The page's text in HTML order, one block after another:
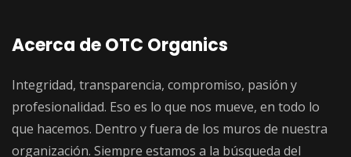
Acerca de OTC Organics
Integridad, transparencia, compromiso, pasión y
profesionalidad. Eso es lo que nos mueve, en todo lo
que hacemos. Dentro y fuera de los muros de nuestra
organización. Siempre estamos a la búsqueda del